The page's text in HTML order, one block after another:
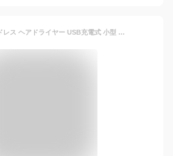
ドライヤー コードレス ヘアドライヤー USB充電式 小型 ドライヤー 軽量 45℃恒温 温風冷風 2段階調整 ヘアケアドライヤー 子供用 肌 髪 過熱防止 低騒音 コンパクト 家庭用/旅行用 出産祝い プレゼント CT215